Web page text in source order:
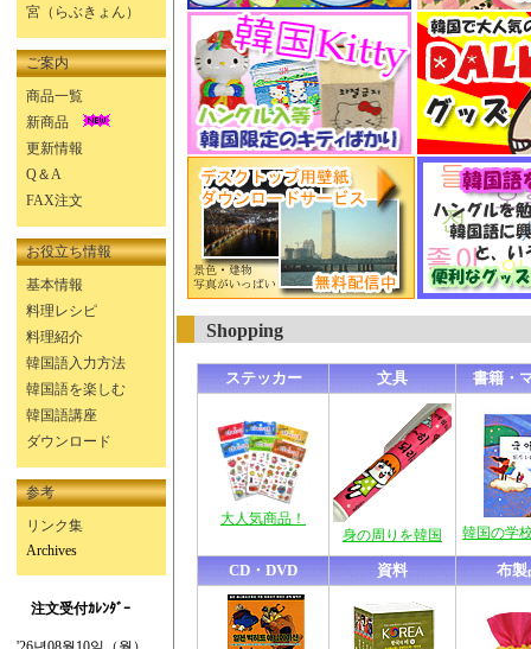
宮（らぶきょん）
ご案内
商品一覧
新商品
更新情報
Q＆A
FAX注文
お役立ち情報
基本情報
料理レシピ
料理紹介
韓国語入力方法
韓国語を楽しむ
韓国語講座
ダウンロード
参考
リンク集
Archives
注文受付ｶﾚﾝﾀﾞｰ
Shopping
ステッカー 文具 書籍・
大人気商品！
身の周りを韓国
韓国の学
CD・DVD 資料 布製